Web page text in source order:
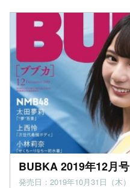
BUBKA 2019年12月号
発売日：2019年10月31日（木）